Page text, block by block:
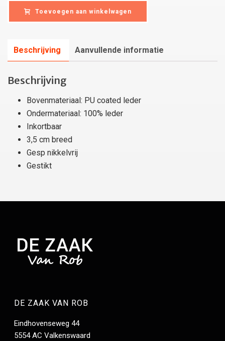
Toevoegen aan winkelwagen
Beschrijving Aanvullende informatie
Beschrijving
Bovenmateriaal: PU coated leder
Ondermateriaal: 100% leder
Inkortbaar
3,5 cm breed
Gesp nikkelvrij
Gestikt
DE ZAAK VAN ROB
Eindhovenseweg 44
5554 AC Valkenswaard